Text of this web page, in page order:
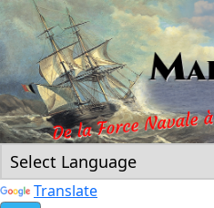
Translate